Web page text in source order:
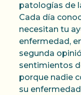
patologías de
Cada día
necesitan tu
enfermedad,
segunda
sentimientos
porque nadie
su